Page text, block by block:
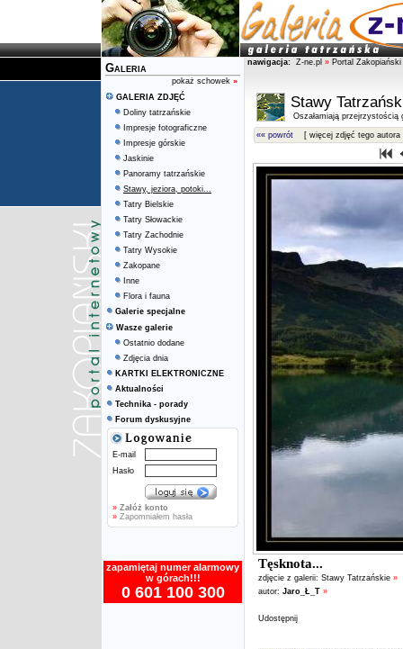
Galeria
pokaż schowek »
GALERIA ZDJĘĆ
Doliny tatrzańskie
Impresje fotograficzne
Impresje górskie
Jaskinie
Panoramy tatrzańskie
Stawy, jeziora, potoki...
Tatry Bielskie
Tatry Słowackie
Tatry Zachodnie
Tatry Wysokie
Zakopane
Inne
Flora i fauna
Galerie specjalne
Wasze galerie
Ostatnio dodane
Zdjęcia dnia
KARTKI ELEKTRONICZNE
Aktualności
Technika - porady
Forum dyskusyjne
E-mail
Hasło
» Załóż konto
» Zapomniałem hasła
zapamiętaj numer alarmowy
w górach!!!
0 601 100 300
nawigacja: Z-ne.pl » Portal Zakopiański
Stawy
Oszałamiają przejrzystością
«« powrót [ więcej zdjęć tego autora
Tęsknota...
zdjęcie z galerii: Stawy Tatrzańskie »
autor: Jaro_Ł_T »
Udostępnij